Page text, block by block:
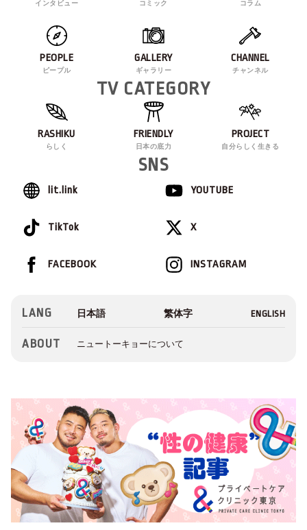
インタビュー コミック コラム
PEOPLE
ピープル
GALLERY
ギャラリー
CHANNEL
チャンネル
TV CATEGORY
RASHIKU
らしく
FRIENDLY
日本の底力
PROJECT
自分らしく生きる
SNS
lit.link YOUTUBE
TikTok X
INSTAGRAM
FACEBOOK
LANG
ABOUT ニュートーキョーについて